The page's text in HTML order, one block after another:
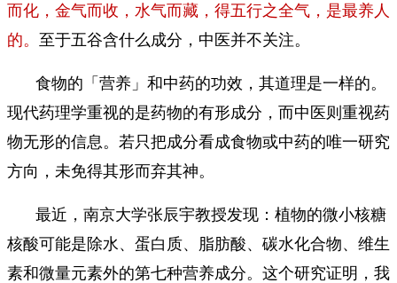
而化，金气而收，水气而藏，得五行之全气，是最养人
的。 至于五谷含什么成分，中医并不关注。
食物的「营养」和中药的功效，其道理是一样的。
现代药理学重视的是药物的有形成分，而中医则重视药
物无形的信息。若只把成分看成食物或中药的唯一研究
方向，未免得其形而弃其神。
最近，南京大学张辰宇教授发现：植物的微小核糖
核酸可能是除水、蛋白质、脂肪酸、碳水化合物、维生
素和微量元素外的第七种营养成分。这个研究证明，我